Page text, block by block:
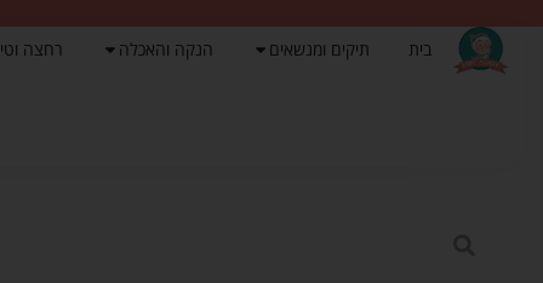
בית תיקים ומנשאים הנקה והאכלה רחצה